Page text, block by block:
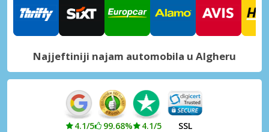
Najjeftiniji najam automobila u Algheru
4.1/5 99.68% 4.1/5 SSL